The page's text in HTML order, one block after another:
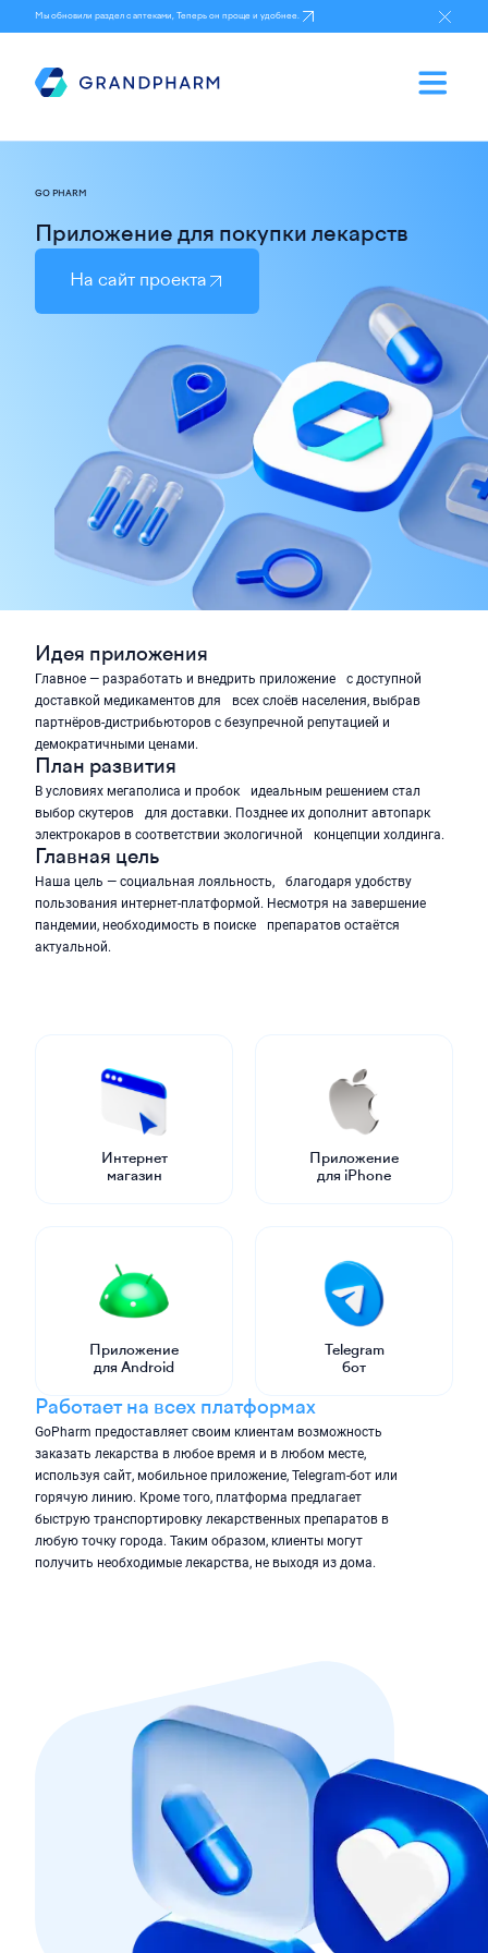
Мы обновили раздел с аптеками, Теперь он проще и удобнее.
GO PHARM
Приложение для покупки лекарств
На сайт проекта
Идея приложения
Главное — разработать и внедрить приложение с доступной
доставкой медикаментов для всех слоёв населения, выбрав
партнёров-дистрибьюторов с безупречной репутацией и
демократичными ценами.
План развития
В условиях мегаполиса и пробок идеальным решением стал
выбор скутеров для доставки. Позднее их дополнит автопарк
электрокаров в соответствии экологичной концепции холдинга.
Главная цель
Наша цель — социальная лояльность, благодаря удобству
пользования интернет-платформой. Несмотря на завершение
пандемии, необходимость в поиске препаратов остаётся
актуальной.
Работает на всех платформах
GoPharm предоставляет своим клиентам возможность
заказать лекарства в любое время и в любом месте,
используя сайт, мобильное приложение, Telegram-бот или
горячую линию. Кроме того, платформа предлагает
быструю транспортировку лекарственных препаратов в
любую точку города. Таким образом, клиенты могут
получить необходимые лекарства, не выходя из дома.
Интернет
магазин
Приложение
для iPhone
Приложение
для Android
Telegram
бот